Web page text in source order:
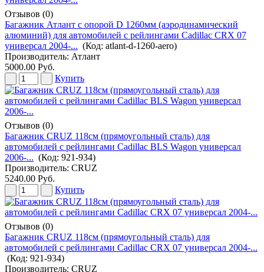
Отзывов (0)
Багажник Атлант с опорой D 1260мм (аэродинамический
алюминий) для автомобилей с рейлингами Cadillac CRX 07
универсал 2004-... (Код: atlant-d-1260-aero)
Производитель: Атлант
5000.00 Руб.
Купить
Отзывов (0)
Багажник CRUZ 118см (прямоугольный сталь) для
автомобилей с рейлингами Cadillac BLS Wagon универсал
2006-... (Код: 921-934)
Производитель: CRUZ
5240.00 Руб.
Купить
Отзывов (0)
Багажник CRUZ 118см (прямоугольный сталь) для
автомобилей с рейлингами Cadillac CRX 07 универсал 2004-...
(Код: 921-934)
Производитель: CRUZ